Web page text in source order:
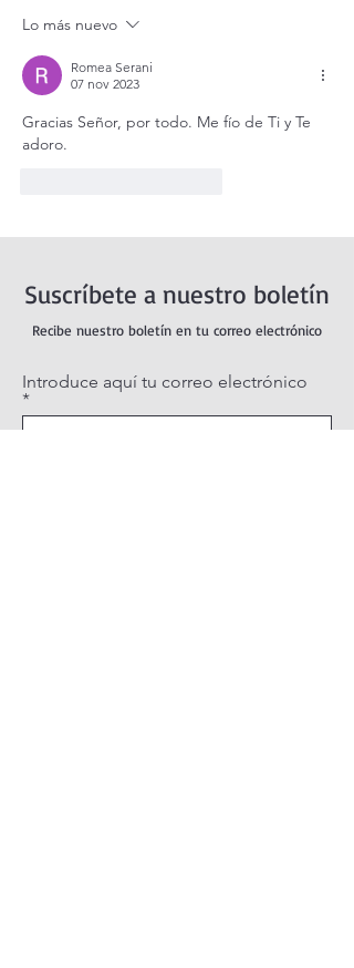
Lo más nuevo
Romea Serani
07 nov 2023
Gracias Señor, por todo. Me fío de Ti y Te
adoro.
Suscríbete a nuestro boletín
Recibe nuestro boletín en tu correo electrónico
Introduce aquí tu correo electrónico